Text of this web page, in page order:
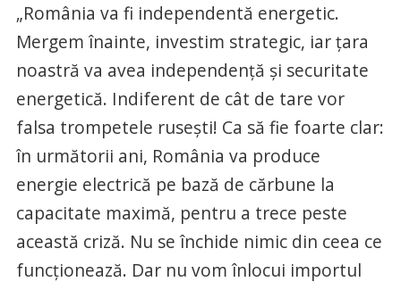
„România va fi independentă energetic.
Mergem înainte, investim strategic, iar ţara
noastră va avea independenţă şi securitate
energetică. Indiferent de cât de tare vor
falsa trompetele ruseşti! Ca să fie foarte clar:
în următorii ani, România va produce
energie electrică pe bază de cărbune la
capacitate maximă, pentru a trece peste
această criză. Nu se închide nimic din ceea ce
funcţionează. Dar nu vom înlocui importul